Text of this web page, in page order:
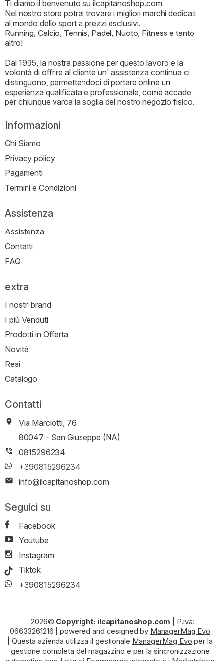
Ti diamo il benvenuto su ilcapitanoshop.com
Nel nostro store potrai trovare i migliori marchi dedicati
al mondo dello sport a prezzi esclusivi.
Running, Calcio, Tennis, Padel, Nuoto, Fitness e tanto
altro!
Dal 1995, la nostra passione per questo lavoro e la
volontà di offrire al cliente un' assistenza continua ci
distinguono, permettendoci di portare online un
esperienza qualificata e professionale, come accade
per chiunque varca la soglia del nostro negozio fisico.
Informazioni
Chi Siamo
Privacy policy
Pagamenti
Termini e Condizioni
Assistenza
Assistenza
Contatti
FAQ
extra
I nostri brand
I più Venduti
Prodotti in Offerta
Novità
Resi
Catalogo
Contatti
Via Marciotti, 76
-
80047 - San Giuseppe (NA)
0815296234
+390815296234
info@ilcapitanoshop.com
Seguici su
Facebook
Youtube
Instagram
Tiktok
+390815296234
2026© Copyright: ilcapitanoshop.com
P.iva:
06633261216
powered and designed by ManagerMag Evo
| Questa azienda utilizza il gestionale ManagerMag Evo per la
gestione completa del magazzino e per la sincronizzazione